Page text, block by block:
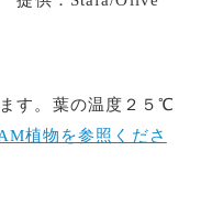
す。葉の温度２５℃
植物を参照くださ